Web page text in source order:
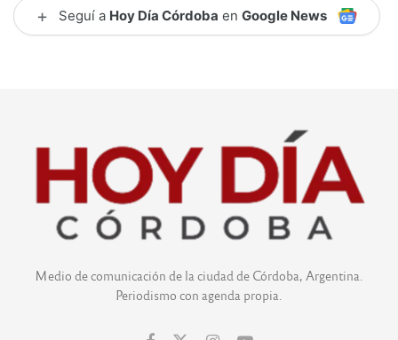
+ Seguí a Hoy Día Córdoba en Google News
Medio de comunicación de la ciudad de Córdoba, Argentina.
Periodismo con agenda propia.